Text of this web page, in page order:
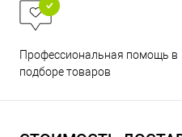
Профессиональная помощь в
подборе товаров